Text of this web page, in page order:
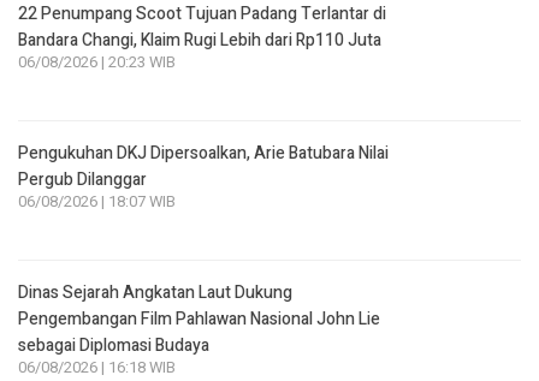
22 Penumpang Scoot Tujuan Padang Terlantar di
Bandara Changi, Klaim Rugi Lebih dari Rp110 Juta
06/08/2026 | 20:23 WIB
Pengukuhan DKJ Dipersoalkan, Arie Batubara Nilai
Pergub Dilanggar
06/08/2026 | 18:07 WIB
Dinas Sejarah Angkatan Laut Dukung
Pengembangan Film Pahlawan Nasional John Lie
sebagai Diplomasi Budaya
06/08/2026 | 16:18 WIB